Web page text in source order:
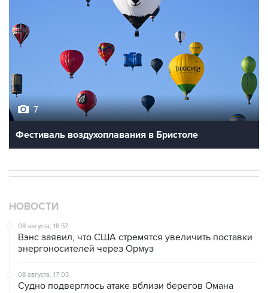
7
Фестиваль воздухоплавания в Бристоле
НОВОСТИ
08 августа, 18:57
Вэнс заявил, что США стремятся увеличить поставки
энергоносителей через Ормуз
08 августа, 17:03
Судно подверглось атаке вблизи берегов Омана